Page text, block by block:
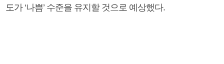
도가 ‘나쁨’ 수준을 유지할 것으로 예상했다.